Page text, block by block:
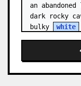
an
dark rocky
bulky
white